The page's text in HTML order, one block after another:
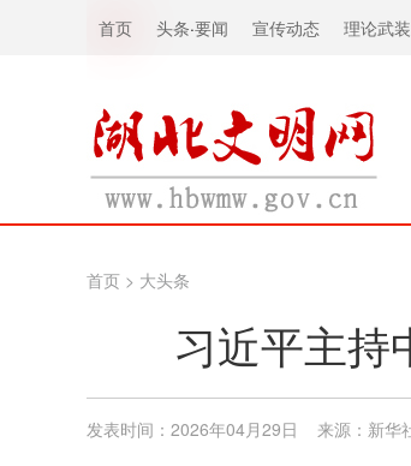
首页 头条·要闻 宣传动态 理论武装
首页 > 大头条
习近平主持
发表时间：2026年04月29日 来源：新华